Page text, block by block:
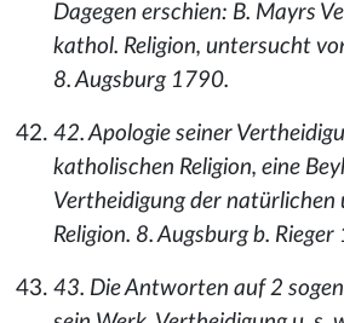
Dagegen erschien: B. Mayrs
kathol. Religion, untersucht
8. Augsburg 1790.
42. Apologie seiner
katholischen Religion, eine
Vertheidigung der natürlichen
Religion. 8. Augsburg b.
43. Die Antworten auf 2